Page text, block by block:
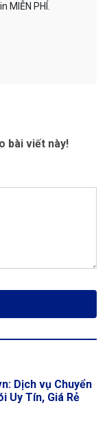
MIỄN PHÍ.
bài viết này!
Dịch vụ Chuyển
Uy Tín, Giá Rẻ